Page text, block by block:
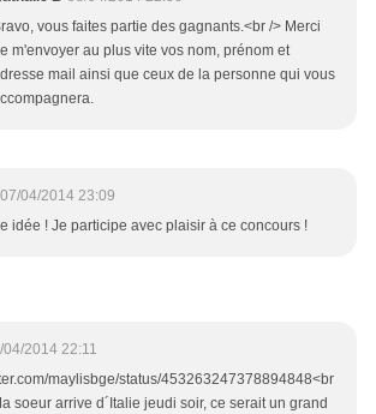
vous faites partie des gagnants.<br /> Merci
m'envoyer au plus vite vos nom, prénom et
mail ainsi que ceux de la personne qui vous
07/04/2014 23:09
idée ! Je participe avec plaisir à ce concours !
04/2014 22:11
maylisbge/status/453263247378894848<br
soeur arrive d´Italie jeudi soir, ce serait un grand